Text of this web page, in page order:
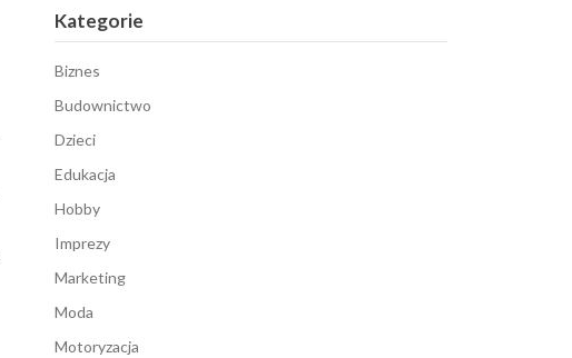
Kategorie
Biznes
Budownictwo
Dzieci
Edukacja
Hobby
Imprezy
Marketing
Moda
Motoryzacja